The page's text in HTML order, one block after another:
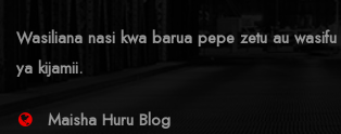
Wasiliana nasi kwa barua pepe zetu au
ya kijamii.
Maisha Huru Blog